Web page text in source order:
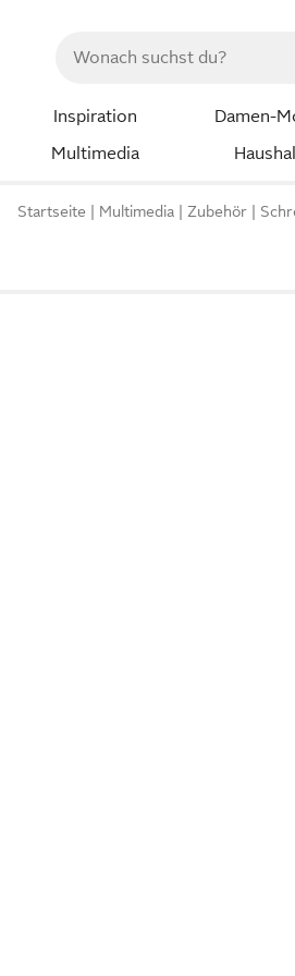
Inspiration Damen-
Multimedia
Startseite Multimedia Zubehör